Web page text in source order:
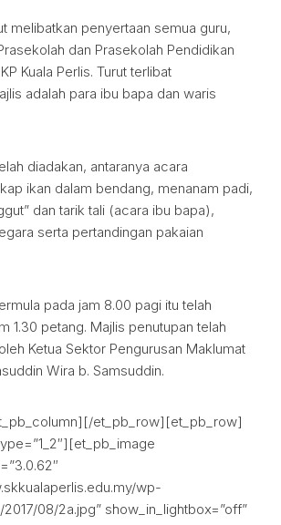
melibatkan penyertaan semua guru,
dan Prasekolah Pendidikan
Kuala Perlis. Turut terlibat
adalah para ibu bapa dan waris
diadakan, antaranya acara
ikan dalam bendang, menanam padi,
dan tarik tali (acara ibu bapa),
serta pertandingan pakaian
pada jam 8.00 pagi itu telah
1.30 petang. Majlis penutupan telah
Ketua Sektor Pengurusan Maklumat
Wira b. Samsuddin.
et_pb_row][et_pb_row]
wp-
08/2a.jpg” show_in_lightbox=”off”